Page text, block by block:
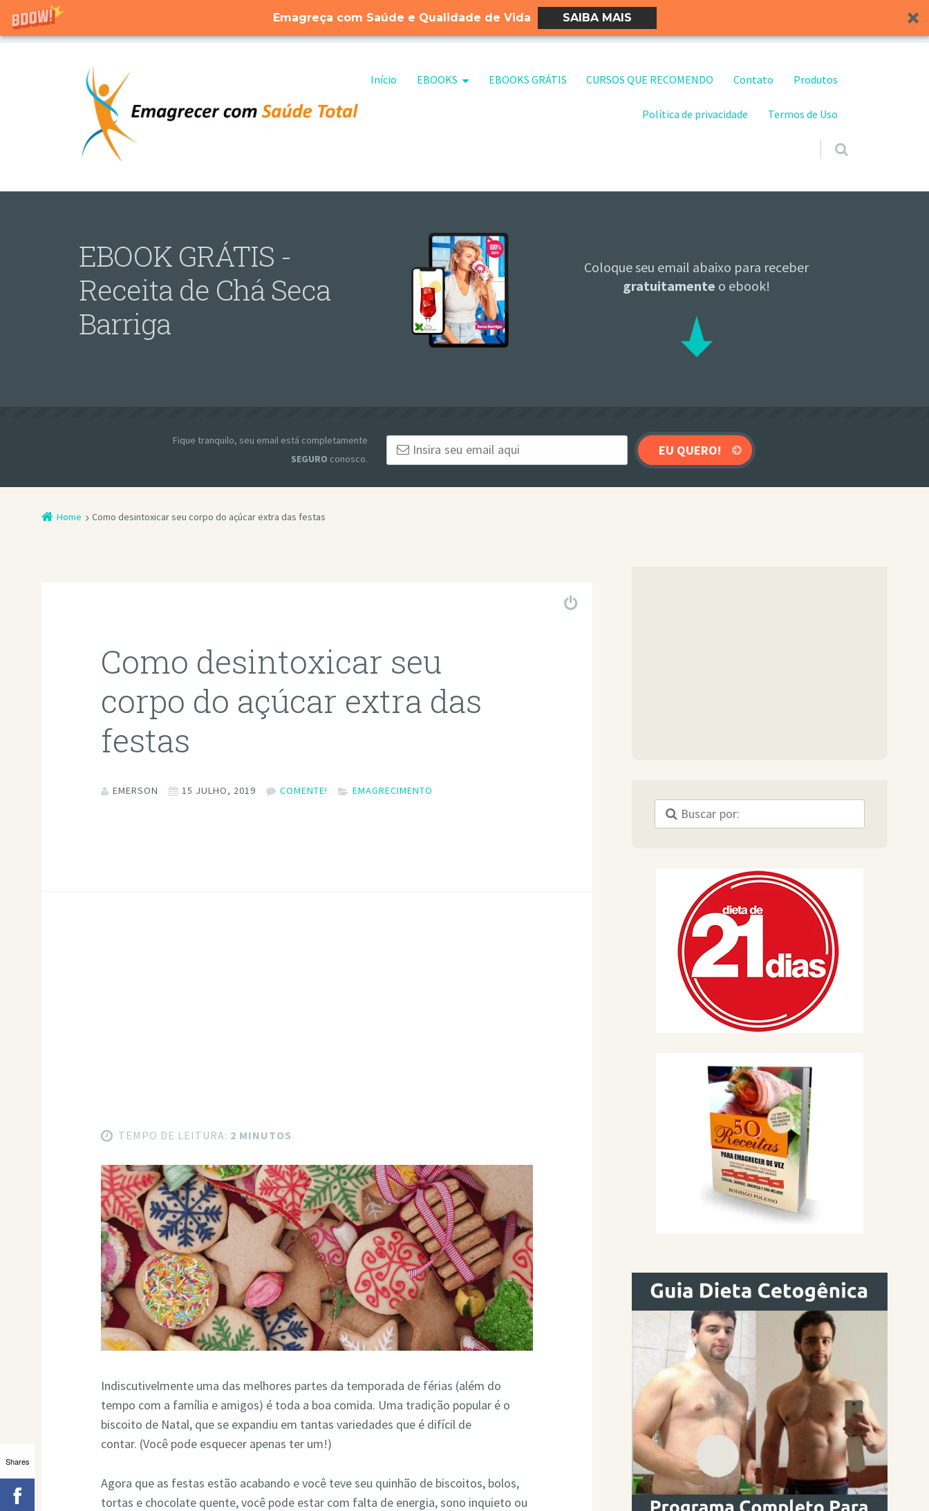
Emagreça com Saúde e Qualidade de Vida SAIBA MAIS
Pular para o conteúdo
Início EBOOKS EBOOKS GRÁTIS CURSOS QUE RECOMENDO Contato Produtos
Política de privacidade Termos de Uso
EBOOK GRÁTIS -
Receita de Chá Seca
Barriga
Coloque seu email abaixo para receber
gratuitamente o ebook!
Fique tranquilo, seu email está completamente
SEGURO conosco.
Home Como desintoxicar seu corpo do açúcar extra das festas
Como desintoxicar seu
corpo do açúcar extra das
festas
EMERSON 15 JULHO, 2019 COMENTE! EMAGRECIMENTO
TEMPO DE LEITURA: 2 MINUTOS
Indiscutivelmente uma das melhores partes da temporada de férias (além do
tempo com a família e amigos) é toda a boa comida. Uma tradição popular é o
biscoito de Natal, que se expandiu em tantas variedades que é difícil de
contar. (Você pode esquecer apenas ter um!)
Agora que as festas estão acabando e você teve seu quinhão de biscoitos, bolos,
tortas e chocolate quente, você pode estar com falta de energia, sono inquieto ou
Shares